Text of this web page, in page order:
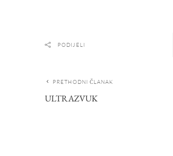
PODIJELI
PRETHODNI ČLANAK
ULTRAZVUK